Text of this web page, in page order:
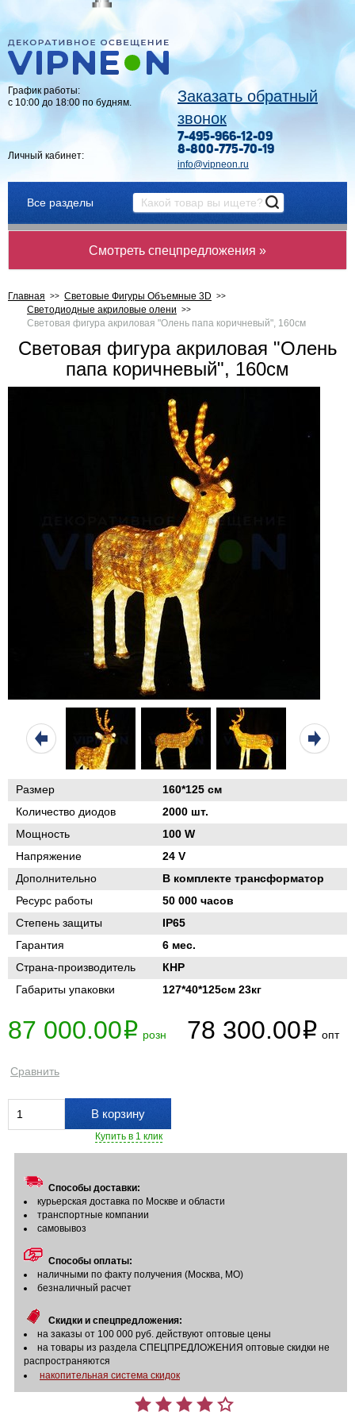
График работы:
с 10:00 до 18:00 по будням.
Личный кабинет:
Заказать обратный
звонок
7-495-966-12-09
8-800-775-70-19
info@vipneon.ru
Все разделы
Смотреть спецпредложения »
Главная
Световые Фигуры Объемные 3D
Светодиодные акриловые олени
Световая фигура акриловая "Олень папа коричневый", 160см
Световая фигура акриловая "Олень
папа коричневый", 160см
Размер
160*125 см
Количество диодов
2000 шт.
Мощность
100 W
Напряжение
24 V
Дополнительно
В комплекте трансформатор
Ресурс работы
50 000 часов
Степень защиты
IP65
Гарантия
6 мес.
Страна-производитель
КНР
Габариты упаковки
127*40*125см 23кг
87 000.00i розн 78 300.00i опт
Сравнить
В корзину
Купить в 1 клик
Способы доставки:
курьерская доставка по Москве и области
транспортные компании
самовывоз
Способы оплаты:
наличными по факту получения (Москва, МО)
безналичный расчет
Скидки и спецпредложения:
на заказы от 100 000 руб. действуют оптовые цены
на товары из раздела СПЕЦПРЕДЛОЖЕНИЯ оптовые скидки не
распространяются
накопительная система скидок